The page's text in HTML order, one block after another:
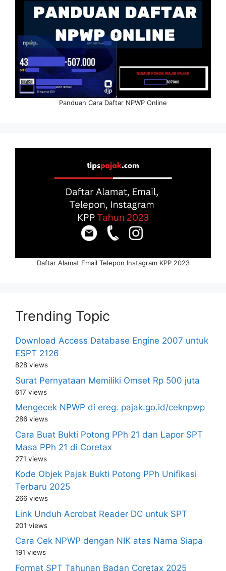
Panduan Cara Daftar NPWP Online
Daftar Alamat Email Telepon Instagram KPP 2023
Trending Topic
Download Access Database Engine 2007 untuk
ESPT 2126
828 views
Surat Pernyataan Memiliki Omset Rp 500 juta
617 views
Mengecek NPWP di ereg. pajak.go.id/ceknpwp
286 views
Cara Buat Bukti Potong PPh 21 dan Lapor SPT
Masa PPh 21 di Coretax
271 views
Kode Objek Pajak Bukti Potong PPh Unifikasi
Terbaru 2025
266 views
Link Unduh Acrobat Reader DC untuk SPT
201 views
Cara Cek NPWP dengan NIK atas Nama Siapa
191 views
Format SPT Tahunan Badan Coretax 2025